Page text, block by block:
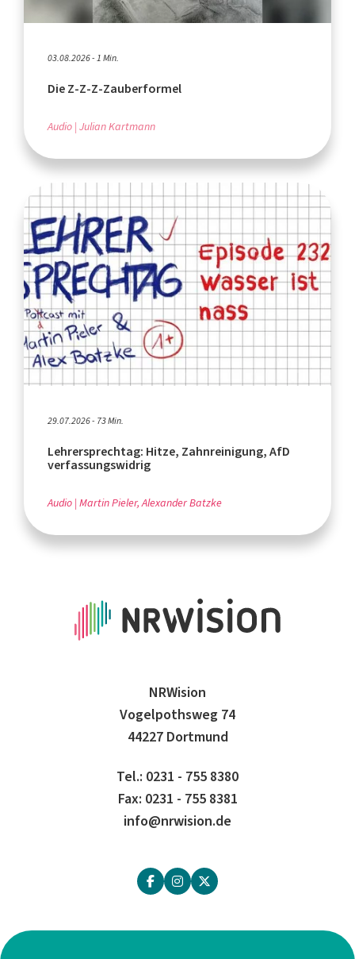
03.08.2026 - 1 Min.
Die Z-Z-Z-Zauberformel
Audio Julian Kartmann
29.07.2026 - 73 Min.
Lehrersprechtag: Hitze, Zahnreinigung, AfD
verfassungswidrig
Audio Martin Pieler, Alexander Batzke
NRWision
Vogelpothsweg 74
44227 Dortmund
Tel.: 0231 - 755 8380
Fax: 0231 - 755 8381
info@nrwision.de